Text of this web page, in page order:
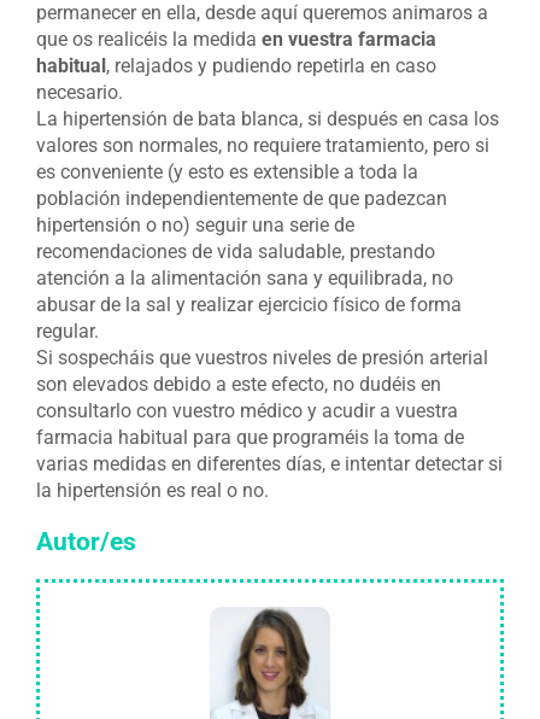
permanecer en ella, desde aquí queremos animaros a
que os realicéis la medida en vuestra farmacia
habitual , relajados y pudiendo repetirla en caso
necesario.
La hipertensión de bata blanca, si después en casa los
valores son normales, no requiere tratamiento, pero si
es conveniente (y esto es extensible a toda la
población independientemente de que padezcan
hipertensión o no) seguir una serie de
recomendaciones de vida saludable, prestando
atención a la alimentación sana y equilibrada, no
abusar de la sal y realizar ejercicio físico de forma
regular.
Si sospecháis que vuestros niveles de presión arterial
son elevados debido a este efecto, no dudéis en
consultarlo con vuestro médico y acudir a vuestra
farmacia habitual para que programéis la toma de
varias medidas en diferentes días, e intentar detectar si
la hipertensión es real o no.
Autor/es